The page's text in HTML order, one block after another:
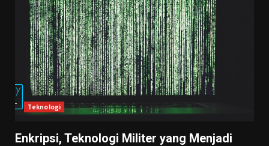
Teknologi
Enkripsi, Teknologi Militer yang Menjadi